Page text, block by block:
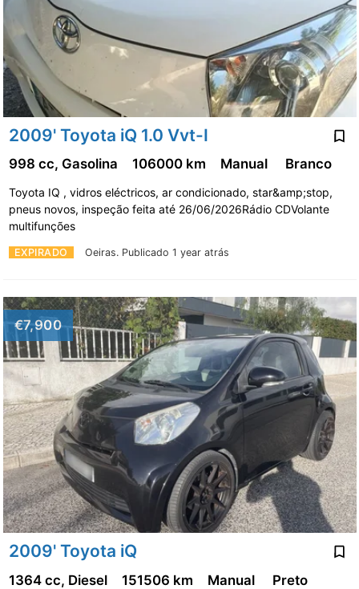
2009' Toyota iQ 1.0 Vvt-I
EXPIRADO Oeiras. Publicado 1 year atrás
998 cc, Gasolina 106000 km Manual Branco
Toyota IQ , vidros eléctricos, ar condicionado, star&amp;stop,
pneus novos, inspeção feita até 26/06/2026Rádio CDVolante
multifunções
€7,900
2009' Toyota iQ
1364 cc, Diesel 151506 km Manual Preto